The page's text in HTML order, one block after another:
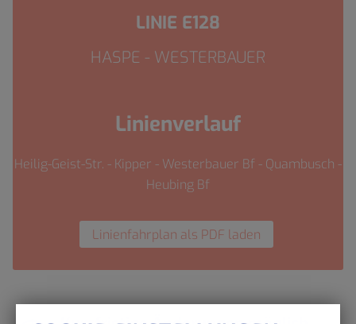
LINIE E128
HASPE - WESTERBAUER
Linienverlauf
Heilig-Geist-Str. - Kipper - Westerbauer Bf - Quambusch -
Heubing Bf
Linienfahrplan als PDF laden